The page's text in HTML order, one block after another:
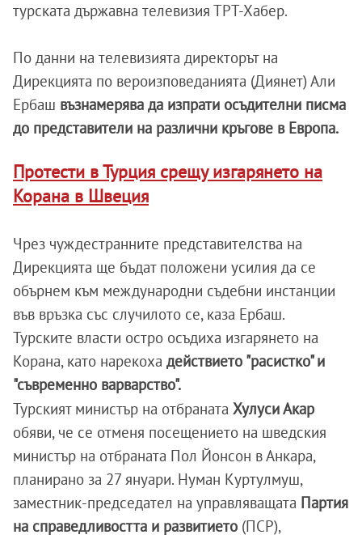
турската държавна телевизия ТРТ-Хабер.
По данни на телевизията директорът на
Дирекцията по вероизповеданията (Диянет) Али
Ербаш възнамерява да изпрати осъдителни писма
до представители на различни кръгове в Европа.
Протести в Турция срещу изгарянето на
Корана в Швеция
Чрез чуждестранните представителства на
Дирекцията ще бъдат положени усилия да се
обърнем към международни съдебни инстанции
във връзка със случилото се, каза Ербаш.
Турските власти остро осъдиха изгарянето на
Корана, като нарекоха действието "расистко" и
"съвременно варварство".
Турският министър на отбраната Хулуси Акар
обяви, че се отменя посещението на шведския
министър на отбраната Пол Йонсон в Анкара,
планирано за 27 януари. Нуман Куртулмуш,
заместник-председател на управляващата Партия
на справедливостта и развитието (ПСР),